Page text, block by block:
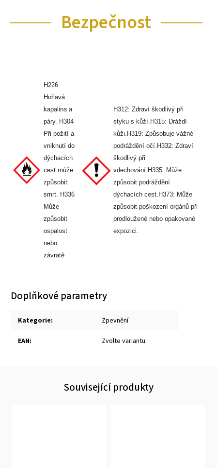
Bezpečnost
H226
Hořlavá
kapalina a
páry. H304
Při požití a
vniknutí do
dýchacích
cest může
způsobit
smrt. H336
Může
způsobit
ospalost
nebo
závratě
H312: Zdraví škodlivý při
styku s kůží.H315: Dráždí
kůži.H319: Způsobuje vážné
podráždění očí.H332: Zdraví
škodlivý při
vdechování.H335: Může
způsobit podráždění
dýchacích cest.H373: Může
způsobit poškození orgánů při
prodloužené nebo opakované
expozici.
Doplňkové parametry
Kategorie: Zpevnění
EAN: Zvolte variantu
Související produkty